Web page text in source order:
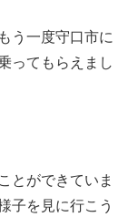
う一度守口市に
ってもらえまし
とができていま
子を見に行こう